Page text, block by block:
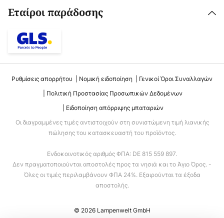
Εταίροι παράδοσης
Ρυθμίσεις απορρήτου Νομική ειδοποίηση
Γενικοί Όροι Συναλλαγών
Πολιτική Προστασίας Προσωπικών Δεδομένων
Ειδοποίηση απόρριψης μπαταριών
Οι διαγραμμένες τιμές αντιστοιχούν στη συνιστώμενη τιμή λιανικής
πώλησης του κατασκευαστή του προϊόντος.
Ενδοκοινοτικός αριθμός ΦΠΑ: DE 815 559 897.
Δεν πραγματοποιούνται αποστολές προς τα νησιά και το Άγιο Όρος. -
Όλες οι τιμές περιλαμβάνουν ΦΠΑ 24%. Εξαιρούνται τα έξοδα
αποστολής.
© 2026 Lampenwelt GmbH